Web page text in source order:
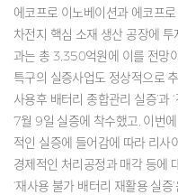
에코프로 이노베이션과 에코프
차전지 핵심 소재 생산 공장에
과는 총 3,350억원에 이를 전망
특구의 실증사업도 정상적으로
사용후 배터리 종합관리 실증’과
7월 9일 실증에 착수했고, 이번에
적인 실증에 들어감에 따라 리사
경제적인 처리공정과 매각 등에
‘재사용 불가 배터리 재활용 실